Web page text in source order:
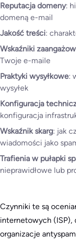
Reputacja domeny:
domeną e-mail
Jakość treści:
Wskaźniki
Twoje e-maile
Praktyki wysyłkowe:
wysyłek
Konfiguracja
konfiguracja
Wskaźnik skarg: jak
wiadomości jako
Trafienia w pułapki
nieprawidłowe lub
Czynniki te są
internetowych (ISP),
organizacje